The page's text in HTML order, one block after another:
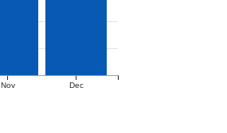
Nov Dec